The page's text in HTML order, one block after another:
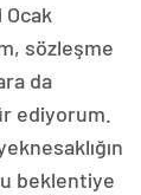
sözleşme
da
ediyorum.
beklentiye